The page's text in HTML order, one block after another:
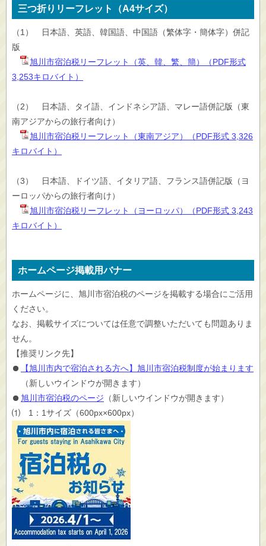
三つ折りリーフレット（A4サイズ）
（1） 日本語、英語、韓国語、中国語（繁体字・簡体字）併記
版
旭川市宿泊税リーフレット（英、韓、繁、簡）（PDF形式
3,253キロバイト）
（2） 日本語、タイ語、インドネシア語、マレー語併記版（東
南アジアからの旅行者向け）
旭川市宿泊税リーフレット（東南アジア）（PDF形式 3,326
キロバイト）
（3） 日本語、ドイツ語、イタリア語、フランス語併記版（ヨ
ーロッパからの旅行者向け）
旭川市宿泊税リーフレット（ヨーロッパ）（PDF形式 3,243
キロバイト）
ホームページ掲載用バナー
ホームページに、旭川市宿泊税のページを掲載する場合にご活用
ください。
なお、掲載サイズについては任意で調整いただいても問題ありま
せん。
【推奨リンク先】
【旭川市内で宿泊される方へ】旭川市宿泊税制度が始まります
（新しいウインドウが開きます）
旭川市宿泊税のページ （新しいウインドウが開きます）
⑴ 1：1サイズ（600px×600px）